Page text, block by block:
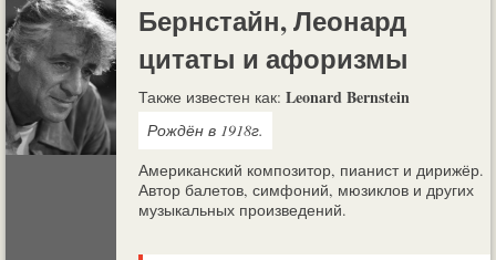
Бернстайн, Леонард
цитаты и афоризмы
Также известен как: Leonard Bernstein
Рождён в 1918г.
Американский композитор, пианист и дирижёр.
Автор балетов, симфоний, мюзиклов и других
музыкальных произведений.